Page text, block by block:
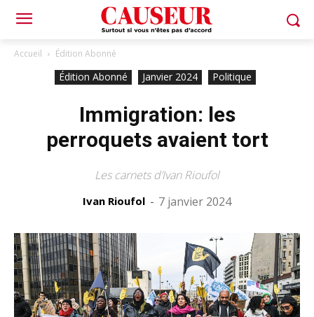
Accueil Édition Abonné
Édition Abonné Janvier 2024 Politique
Immigration: les
perroquets avaient tort
Les carnets d’Ivan Rioufol
Ivan Rioufol - 7 janvier 2024